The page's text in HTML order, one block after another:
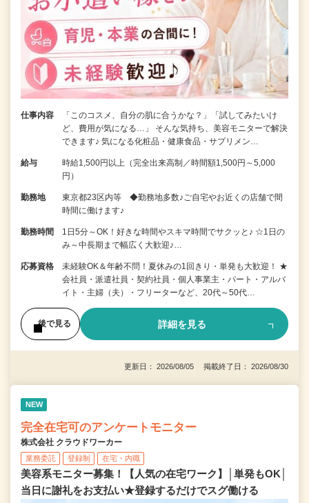
仕事内容
「このコスメ、自分の肌に合うかな？」「試してみたいけ
ど、費用が気になる…」 そんな気持ち、美容モニターで解決
できます♪ 気になる化粧品・健康食品・サプリメン…
給与
時給1,500円以上（完全出来高制／時間額1,500円～5,000
円）
勤務地
東京都23区内等 ◆勤務地多数♪ご自宅やお近くの店舗で間
時間に働けます♪
勤務時間
1日5分～OK！好きな時間やスキマ時間でサクッと♪ ☆1日の
み～中長期まで幅広く大歓迎♪…
応募資格
未経験OK＆年齢不問！夏休みの1回きり・単発も大歓迎！ ★
会社員・派遣社員・契約社員・個人事業主・パート・アルバ
イト・主婦（夫）・フリーターなど、20代～50代…
後で見る 詳細を見る
更新日： 2026/08/05 掲載終了日： 2026/08/30
NEW
完全在宅可のアンケートモニター
株式会社 クラウドワーカー
業務委託 登録制 在宅・内職
美容系モニター募集！【人気の在宅ワーク】│単発もOK│
当日に謝礼をお支払い★登録するだけでスグ働ける